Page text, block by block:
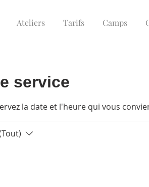
Ateliers Tarifs Camps
service
la date et l'heure qui vous